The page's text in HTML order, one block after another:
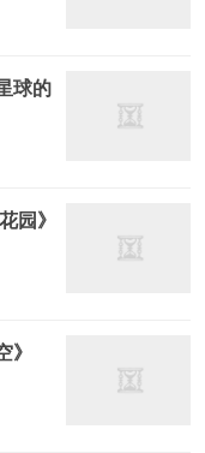
球的
园》